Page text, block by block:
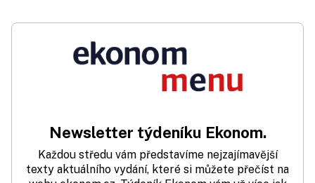
Newsletter týdeníku Ekonom.
Každou středu vám představíme nejzajímavější
texty aktuálního vydání, které si můžete přečíst na